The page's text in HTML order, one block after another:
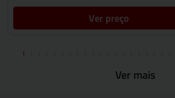
Ver preço
Ver mais